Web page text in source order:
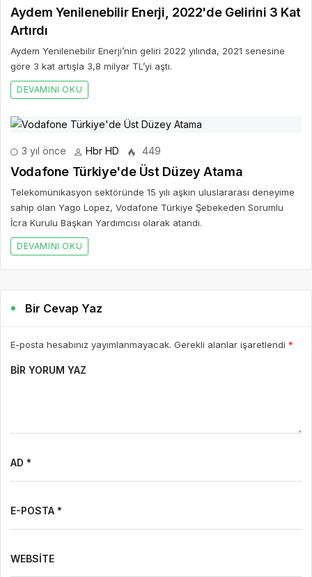
Aydem Yenilenebilir Enerji, 2022'de Gelirini 3 Kat
Artırdı
Aydem Yenilenebilir Enerji’nin geliri 2022 yılında, 2021 senesine
göre 3 kat artışla 3,8 milyar TL’yi aştı.
DEVAMINI OKU
3 yıl önce Hbr HD 449
Vodafone Türkiye'de Üst Düzey Atama
Telekomünikasyon sektöründe 15 yılı aşkın uluslararası deneyime
sahip olan Yago Lopez, Vodafone Türkiye Şebekeden Sorumlu
İcra Kurulu Başkan Yardımcısı olarak atandı.
DEVAMINI OKU
Bir Cevap Yaz
E-posta hesabınız yayımlanmayacak. Gerekli alanlar işaretlendi *
BIR YORUM YAZ
AD *
E-POSTA *
WEBSITE